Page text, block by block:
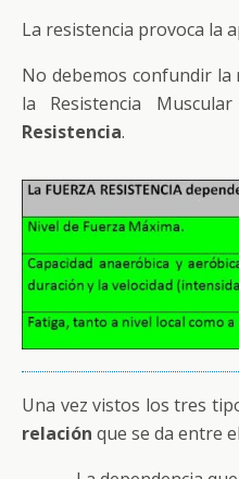
La resistencia provoca la
No debemos confundir la
la Resistencia
Resistencia.
Una vez vistos los tres
relación que se da entre